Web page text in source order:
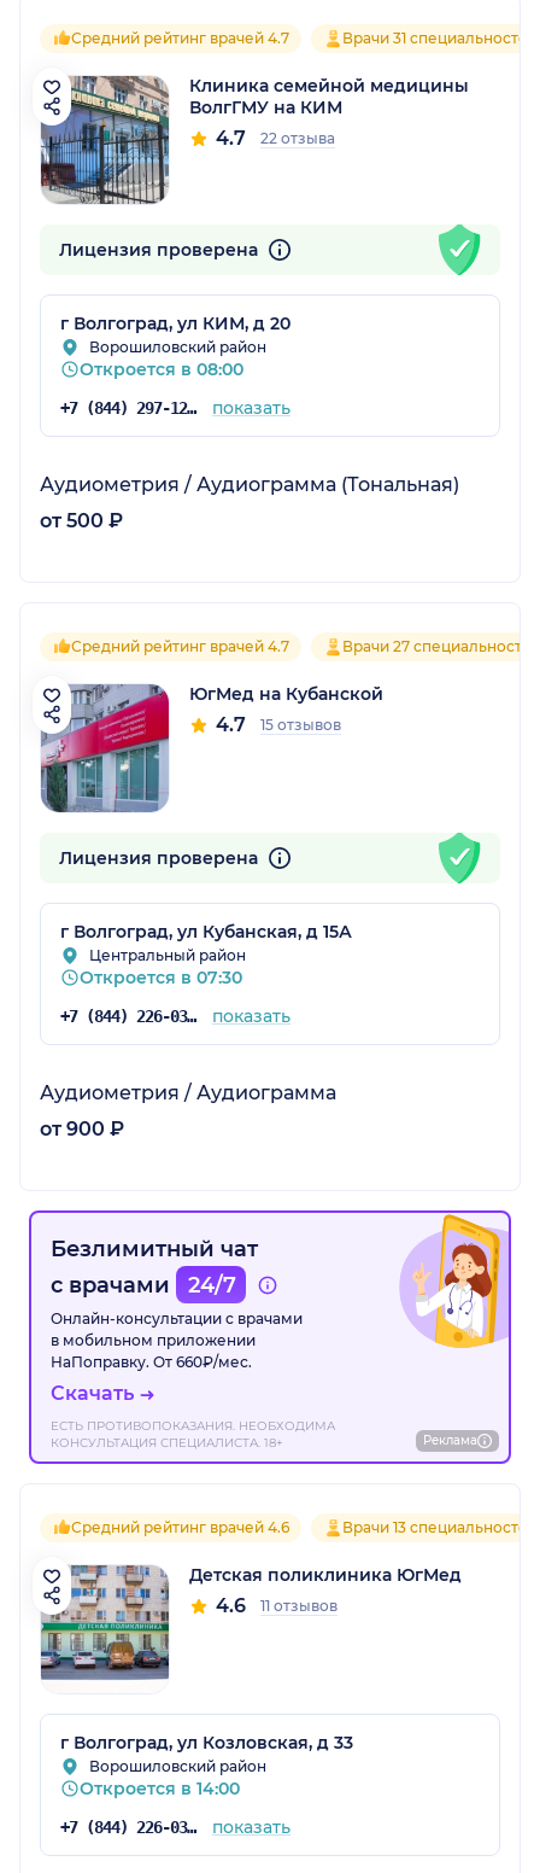
Средний рейтинг врачей 4.7 Врачи 31 специальностей
Клиника семейной медицины
ВолгГМУ на КИМ
4.7 22 отзыва
Лицензия проверена
г Волгоград, ул КИМ, д 20
Ворошиловский район
Откроется в 08:00
+7 (844) 297-12-12 показать
Аудиометрия / Аудиограмма (Тональная)
от 500 ₽
Средний рейтинг врачей 4.7 Врачи 27 специальностей
ЮгМед на Кубанской
4.7 15 отзывов
Лицензия проверена
г Волгоград, ул Кубанская, д 15А
Центральный район
Откроется в 07:30
+7 (844) 226-03-60 показать
Аудиометрия / Аудиограмма
от 900 ₽
Безлимитный чат
с врачами
24/7
Онлайн-консультации с врачами
в мобильном приложении
НаПоправку. От 660₽/мес.
Скачать
ЕСТЬ ПРОТИВОПОКАЗАНИЯ. НЕОБХОДИМА
КОНСУЛЬТАЦИЯ СПЕЦИАЛИСТА. 18+
Реклама
Средний рейтинг врачей 4.6 Врачи 13 специальностей
Детская поликлиника ЮгМед
4.6 11 отзывов
г Волгоград, ул Козловская, д 33
Ворошиловский район
Откроется в 14:00
+7 (844) 226-03-60 показать